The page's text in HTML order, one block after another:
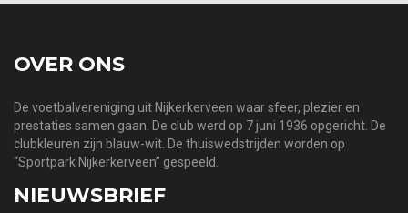
OVER ONS
De voetbalvereniging uit Nijkerkerveen waar sfeer, plezier en
prestaties samen gaan. De club werd op 7 juni 1936 opgericht. De
clubkleuren zijn blauw-wit. De thuiswedstrijden worden op
“Sportpark Nijkerkerveen” gespeeld.
NIEUWSBRIEF